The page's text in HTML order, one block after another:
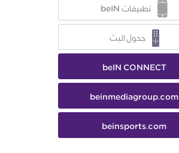
تطبيقات beIN
جدول البث
beIN CONNECT
beinmediagroup.com
beinsports.com